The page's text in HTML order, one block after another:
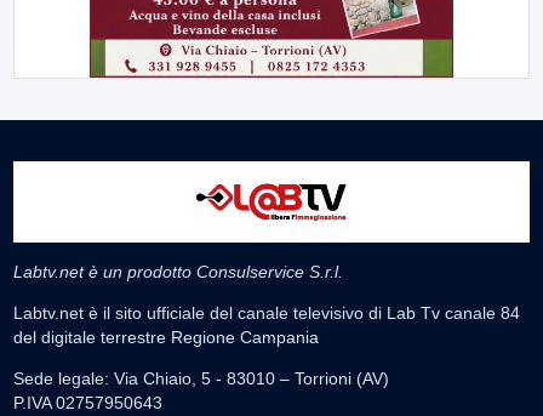
Labtv.net è un prodotto Consulservice S.r.l.
Labtv.net è il sito ufficiale del canale televisivo di Lab Tv canale 84
del digitale terrestre Regione Campania
Sede legale: Via Chiaio, 5 - 83010 – Torrioni (AV)
P.IVA 02757950643